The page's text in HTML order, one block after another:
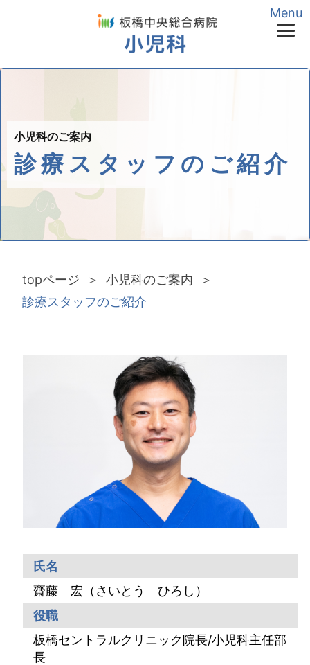
ご予約・お問い合わせ
03-3967-9915
（AM8:30〜PM5:00）
24時間受付
Menu
小児科のご案内
診療スタッフのご紹介
topページ
小児科のご案内
診療スタッフのご紹介
氏名
齋藤 宏（さいとう ひろし）
役職
板橋セントラルクリニック院長/小児科主任部
長